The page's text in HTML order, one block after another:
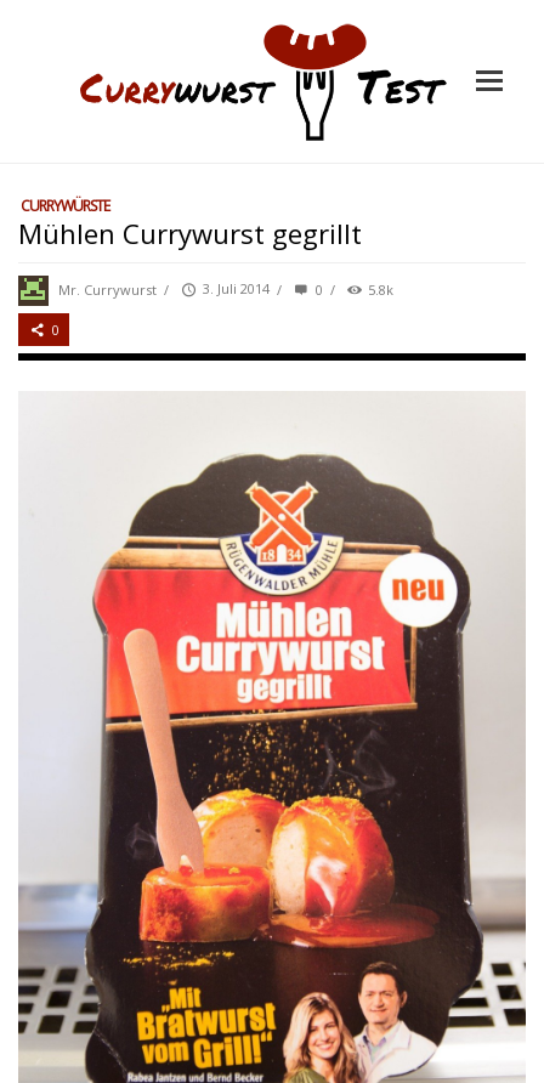
CURRYWÜRSTE
Mühlen Currywurst gegrillt
Mr. Currywurst / 3. Juli 2014 / 0 / 5.8k
0